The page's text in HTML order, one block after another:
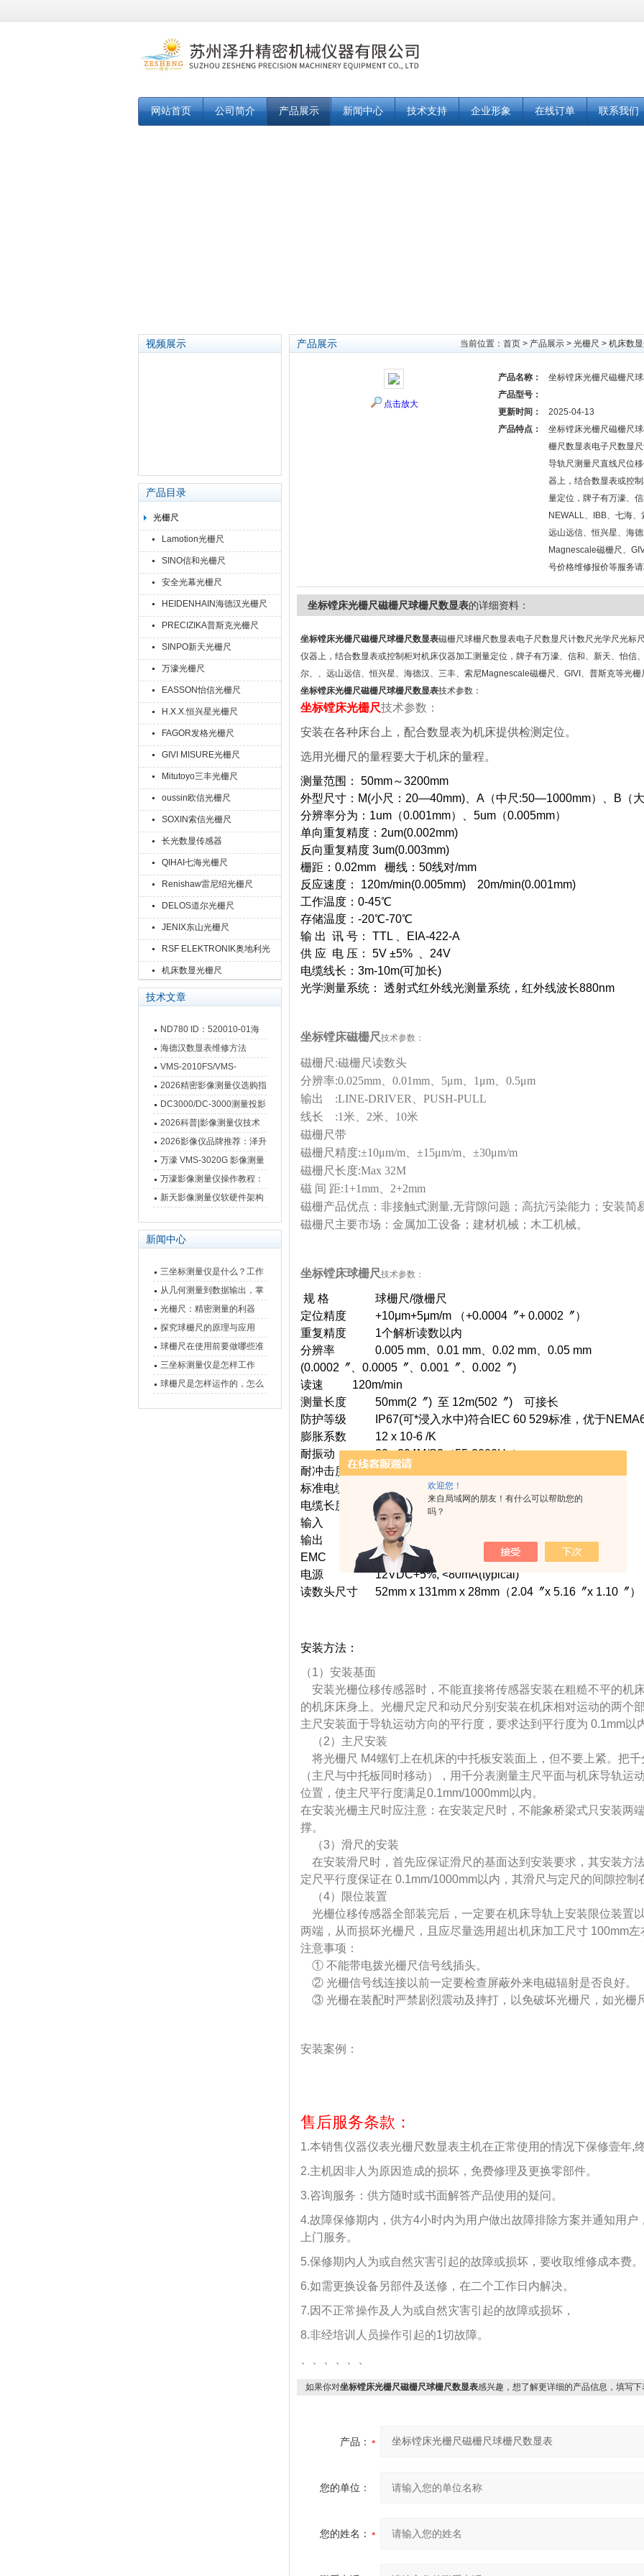
欢迎您！
来自局域网的朋友！有什么可以帮助您的
吗？
网站首页 公司简介 产品展示 新闻中心 技术支持 企业形象 在线订单 联系我们
视频展示
产品目录
光栅尺
Lamotion光栅尺
SINO信和光栅尺
安全光幕光栅尺
HEIDENHAIN海德汉光栅尺
PRECIZIKA普斯克光栅尺
SINPO新天光栅尺
万濠光栅尺
EASSON怡信光栅尺
H.X.X.恒兴星光栅尺
FAGOR发格光栅尺
GIVI MISURE光栅尺
Mitutoyo三丰光栅尺
oussin欧信光栅尺
SOXIN索信光栅尺
长光数显传感器
QIHAI七海光栅尺
Renishaw雷尼绍光栅尺
DELOS道尔光栅尺
JENIX东山光栅尺
RSF ELEKTRONIK奥地利光
栅尺
机床数显光栅尺
技术文章
ND780 ID：520010-01海
德汉数显表故障维修内容
海德汉数显表维修方法
VMS-2010FS/VMS-
3020FS/VMS-4030FS手动
影像测量仪技术参数
2026精密影像测量仪选购指
南 靠谱品牌一站式选型推荐
DC3000/DC-3000测量投影
仪万濠数据处理器数显表故
障维修方法
2026科普|影像测量仪技术
原理、分类及选型应用
2026影像仪品牌推荐：泽升
影像测量仪选型指南
万濠 VMS-3020G 影像测量
仪技术规格与应用解析
万濠影像测量仪操作教程：
从开机到出报告，新手也能
新天影像测量仪软硬件架构
新闻中心
三坐标测量仪是什么？工作
原理、分类与核心功能一次
讲清
从几何测量到数据输出，掌
握万濠影像测量仪的六大核
心能力
光栅尺：精密测量的利器
探究球栅尺的原理与应用
球栅尺在使用前要做哪些准
备工作？
三坐标测量仪是怎样工作
的，功能有什么优势？
球栅尺是怎样运作的，怎么
产品展示 当前位置： 首页 > 产品展示 > 光栅尺 > 机床数
点击放大
产品名称：
坐标镗床光栅尺磁栅尺
产品型号：
更新时间：
2025-04-13
产品特点：
坐标镗床光栅尺磁栅尺
栅尺数显表电子尺数显
导轨尺测量尺直线尺位
器上，结合数显表或控
量定位，牌子有万濠、
NEWALL、IBB、七海
远山远信、恒兴星、海
Magnescale磁栅尺、
号价格维修报价等服务
坐标镗床光栅尺磁栅尺球栅尺数显表的详细资料：
坐标镗床光栅尺磁栅尺球栅尺数显表磁栅尺球栅尺数显表电子尺数显尺计数尺光学尺光标
仪器上，结合数显表或控制柜对机床仪器加工测量定位，牌子有万濠、信和、新天、怡信
尔、、远山远信、恒兴星、海德汉、三丰、索尼Magnescale磁栅尺、GIVI、普斯克等光
坐标镗床光栅尺磁栅尺球栅尺数显表技术参数：
坐标镗床光栅尺技术参数：
安装在各种床台上，配合数显表为机床提供检测定位。
选用光栅尺的量程要大于机床的量程。
测量范围： 50mm～3200mm
外型尺寸：M(小尺：20—40mm)、A（中尺:50—1000mm）、B（
分辨率分为：1um（0.001mm）、5um（0.005mm）
单向重复精度：2um(0.002mm)
反向重复精度 3um(0.003mm)
栅距：0.02mm 栅线：50线对/mm
反应速度： 120m/min(0.005mm) 20m/min(0.001mm)
工作温度：0-45℃
存储温度：-20℃-70℃
输 出 讯 号： TTL 、EIA-422-A
供 应 电 压： 5V ±5% 、24V
电缆线长：3m-10m(可加长)
光学测量系统： 透射式红外线光测量系统，红外线波长880nm
坐标镗床磁栅尺技术参数：
磁栅尺:磁栅尺读数头
分辨率:0.025mm、0.01mm、5μm、1μm、0.5μm
输出 :LINE-DRIVER、PUSH-PULL
线长 :1米、2米、10米
磁栅尺带
磁栅尺精度:±10μm/m、±15μm/m、±30μm/m
磁栅尺长度:Max 32M
磁 间 距:1+1mm、2+2mm
磁栅产品优点： 非接触式测量,无背隙问题； 高抗污染能力； 安装简
磁栅尺主要市场： 金属加工设备；建材机械；木工机械。
坐标镗床球栅尺技术参数：
规 格 球栅尺/微栅尺
定位精度 +10μm+5μm/m （+0.0004〞+ 0.0002〞）
重复精度 1个解析读数以内
分辨率 0.005 mm、0.01 mm、0.02 mm、0.05 mm
(0.0002〞、0.0005〞、0.001〞、0.002〞)
读速 120m/min
测量长度 50mm(2〞) 至 12m(502〞) 可接长
防护等级 IP67(可*浸入水中)符合IEC 60 529标准，优于
膨胀系数 12 x 10-6 /K
耐振动 30g 294M/S2（55-2000Hz）
耐冲击度 100g /1000m/s2（11ms）
标准电缆 3.5m或7.0m(可以接长)
电缆长度 22m (867〞)
输入 85mA+5mA
输出 2.0V+0.5rms.1kHz类比信号每12.7mm(0.5in)3600
EMC BS EN 61326
电源 12VDC+5%, <80mA(typical)
读数头尺寸 52mm x 131mm x 28mm（2.04〞x 5.16〞x 1.10〞）
安装方法：
（1）安装基面
安装光栅位移传感器时，不能直接将传感器安装在粗糙不平的机
的机床床身上。光栅尺定尺和动尺分别安装在机床相对运动的两个
主尺安装面于导轨运动方向的平行度，要求达到平行度为 0.1mm以
（2）主尺安装
将光栅尺 M4螺钉上在机床的中托板安装面上，但不要上紧。把
（主尺与中托板同时移动），用千分表测量主尺平面与机床导轨运
位置，使主尺平行度满足0.1mm/1000mm以内。
在安装光栅主尺时应注意：在安装定尺时，不能象桥梁式只安装两
撑。
（3）滑尺的安装
在安装滑尺时，首先应保证滑尺的基面达到安装要求，其安装方
定尺平行度保证在 0.1mm/1000mm以内，其滑尺与定尺的间隙控制
（4）限位装置
光栅位移传感器全部装完后，一定要在机床导轨上安装限位装置
两端，从而损坏光栅尺，且应尽量选用超出机床加工尺寸 100mm
注意事项：
① 不能带电拨光栅尺信号线插头。
② 光栅信号线连接以前一定要检查屏蔽外来电磁辐射是否良好。
③ 光栅在装配时严禁剧烈震动及摔打，以免破坏光栅尺，如光栅
安装案例：
售后服务条款：
1.本销售仪器仪表光栅尺数显表主机在正常使用的情况下保修壹年,
2.主机因非人为原因造成的损坏，免费修理及更换零部件。
3.咨询服务：供方随时或书面解答产品使用的疑问。
4.故障保修期内，供方4小时内为用户做出故障排除方案并通知用
上门服务。
5.保修期内人为或自然灾害引起的故障或损坏，要收取维修成本费。
6.如需更换设备另部件及送修，在二个工作日内解决。
7.因不正常操作及人为或自然灾害引起的故障或损坏，
8.非经培训人员操作引起的1切故障。
如果你对坐标镗床光栅尺磁栅尺球栅尺数显表感兴趣，想了解更详细的产品信息，填写
产品：
您的单位：
您的姓名：